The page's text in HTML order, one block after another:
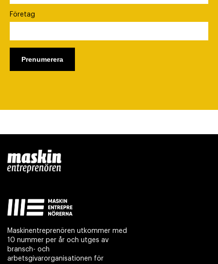
Företag
Maskinentreprenören utkommer med
10 nummer per år och utges av
bransch- och
arbetsgivarorganisationen för